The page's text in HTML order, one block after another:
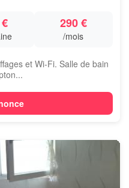
290 €
/mois
et Wi-Fi. Salle de bain